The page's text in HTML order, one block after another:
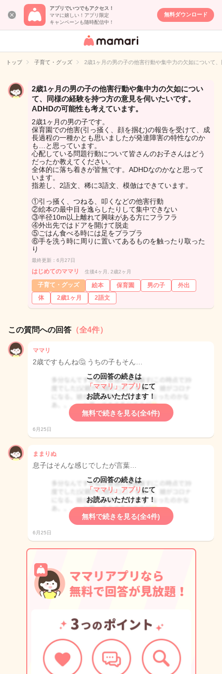
アプリでいつでもアクセス！
ママに嬉しい！アプリ限定
キャンペーンも随時配信中！
無料ダウンロード
女性専用匿名QA
イト
トップ 子育て・グッズ 2歳1ヶ月の男の子の他害行動や集中力の欠如について
2歳1ヶ月の男の子の他害行動や集中力の欠如につい
て、同様の経験を持つ方の意見を伺いたいです。
ADHDの可能性も考えています。
2歳1ヶ月の男の子です。
保育園での他害(引っ掻く、顔を掴む)の報告を受けて、成
長過程の一種かとも思いましたが発達障害の特性なのか
も…と思っています。
心配している問題行動について皆さんのお子さんはどう
だったか教えてください。
全体的に落ち着きが皆無です。ADHDなのかなと思って
います。
指差し、2語文、稀に3語文、模倣はできています。
①引っ掻く、つねる、叩くなどの他害行動
②絵本の最中目を逸らしたりして集中できない
③半径10m以上離れて興味がある方にフラフラ
④外出先ではドアを開けて脱走
⑤ごはん食べる時には足をプラプラ
⑥手を洗う時に周りに置いてあるものを触ったり取った
り
最終更新：6月27日
はじめてのママリ 生後4ヶ月, 2歳2ヶ月
子育て・グッズ 絵本 保育園 男の子
外出
体
2歳1ヶ月 2語文
この質問への回答 （全4件）
ママリ
2歳ですもんね🤔 うちの子もそん…
この回答の続きは
「ママリ」アプリ にて
お読みいただけます！
無料で続きを見る(全4件)
6月25日
ままりぬ
息子はそんな感じでしたが言葉…
この回答の続きは
「ママリ」アプリ にて
お読みいただけます！
無料で続きを見る(全4件)
6月25日